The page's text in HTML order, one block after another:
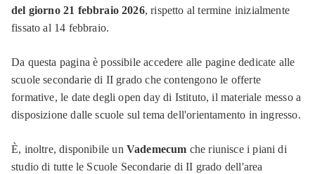
del giorno 21 febbraio 2026, rispetto al termine inizialmente
fissato al 14 febbraio.
Da questa pagina è possibile accedere alle pagine dedicate alle
scuole secondarie di II grado che contengono le offerte
formative, le date degli open day di Istituto, il materiale messo a
disposizione dalle scuole sul tema dell'orientamento in ingresso.
È, inoltre, disponibile un Vademecum che riunisce i piani di
studio di tutte le Scuole Secondarie di II grado dell'area